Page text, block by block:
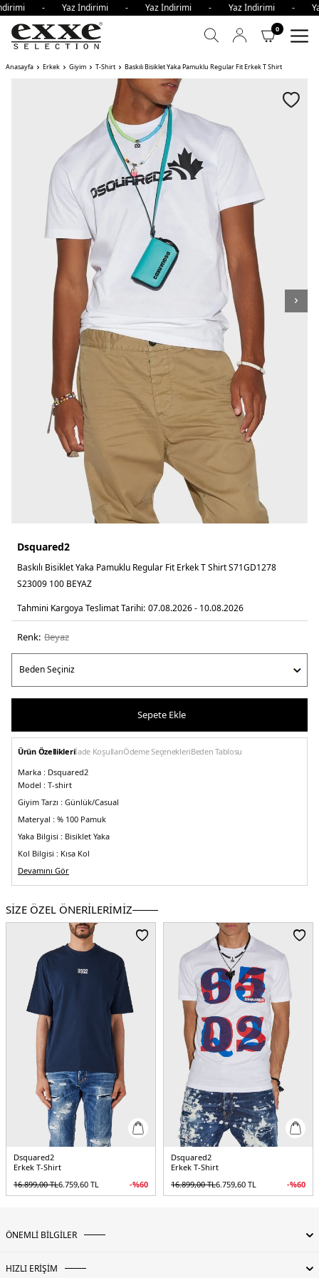
- Yaz İndirimi - Yaz İndirimi - Yaz İndirimi
0
Anasayfa Erkek Giyim T-Shirt Baskılı Bisiklet Yaka Pamuklu Regular Fit Erkek T Shirt
Dsquared2
Baskılı Bisiklet Yaka Pamuklu Regular Fit Erkek T Shirt S71GD1278
S23009 100 BEYAZ
Tahmini Kargoya Teslimat Tarihi: 07.08.2026 - 10.08.2026
Renk: beyaz
Sepete Ekle
Ürün Özellikleriİade KoşullarıÖdeme SeçenekleriBeden Tablosu
Marka : Dsquared2
Model : T-shirt
Giyim Tarzı : Günlük/Casual
Materyal : % 100 Pamuk
Yaka Bilgisi : Bisiklet Yaka
Kol Bilgisi : Kısa Kol
Kalıp Bilgisi :Regular Fit
Üretim Yeri :Romanya
Devamını Gör
SİZE ÖZEL ÖNERİLERİMİZ
Dsquared2
Erkek T-Shirt
16.899,00TL6.759,60 TL -%60
Dsquared2
Erkek T-Shirt
16.899,00TL6.759,60 TL -%60
ÖNEMLİ BİLGİLER
HIZLI ERİŞİM